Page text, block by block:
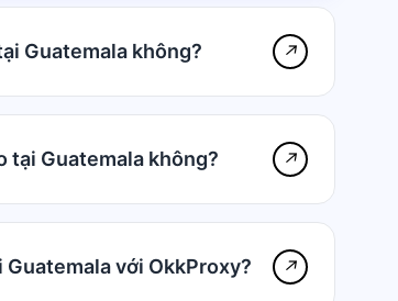
Guatemala không? ↗
tại Guatemala không? ↗
với OkkProxy? ↗